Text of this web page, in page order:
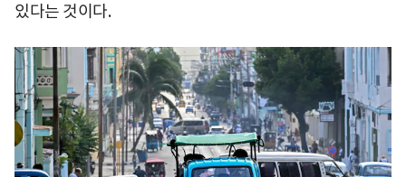
있다는 것이다.